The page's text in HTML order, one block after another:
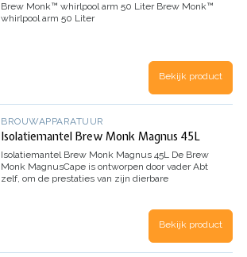
Brew Monk™ whirlpool arm 50 Liter Brew Monk™
whirlpool arm 50 Liter
Bekijk product
BROUWAPPARATUUR
Isolatiemantel Brew Monk Magnus 45L
Isolatiemantel Brew Monk Magnus 45L De Brew
Monk MagnusCape is ontworpen door vader Abt
zelf, om de prestaties van zijn dierbare
Bekijk product